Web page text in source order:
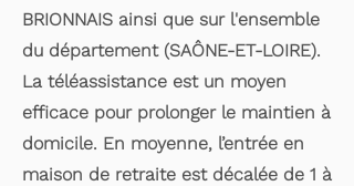
BRIONNAIS ainsi que sur l'ensemble
du département (SAÔNE-ET-LOIRE).
La téléassistance est un moyen
efficace pour prolonger le maintien à
domicile. En moyenne, l’entrée en
maison de retraite est décalée de 1 à